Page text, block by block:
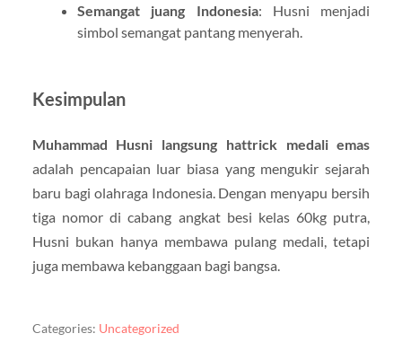
Semangat juang Indonesia: Husni menjadi
simbol semangat pantang menyerah.
Kesimpulan
Muhammad Husni langsung hattrick medali emas
adalah pencapaian luar biasa yang mengukir sejarah
baru bagi olahraga Indonesia. Dengan menyapu bersih
tiga nomor di cabang angkat besi kelas 60kg putra,
Husni bukan hanya membawa pulang medali, tetapi
juga membawa kebanggaan bagi bangsa.
Categories: Uncategorized